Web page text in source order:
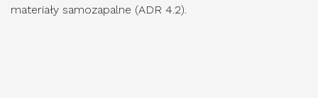
materiały samozapalne (ADR 4.2).